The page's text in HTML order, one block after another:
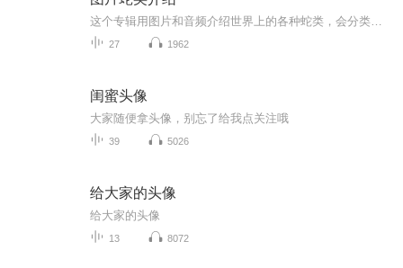
27 1962
闺蜜头像
大家随便拿头像，别忘了给我点关注哦
39 5026
给大家的头像
给大家的头像
13 8072